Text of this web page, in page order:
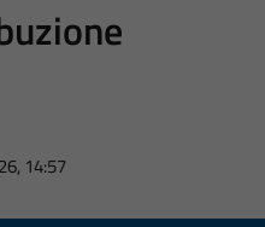
14:57